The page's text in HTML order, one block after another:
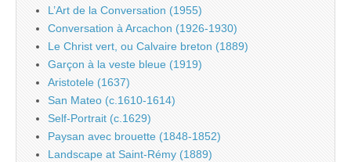
L’Art de la Conversation (1955)
Conversation à Arcachon (1926-1930)
Le Christ vert, ou Calvaire breton (1889)
Garçon à la veste bleue (1919)
Aristotele (1637)
San Mateo (c.1610-1614)
Self-Portrait (c.1629)
Paysan avec brouette (1848-1852)
Landscape at Saint-Rémy (1889)